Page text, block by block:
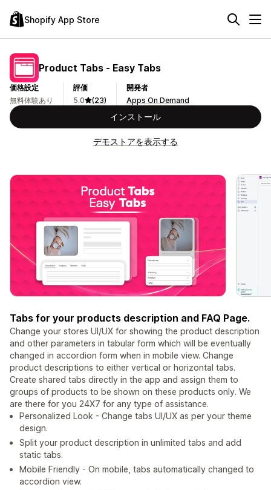
Shopify App Store
Product Tabs ‑ Easy Tabs
価格設定
無料体験あり
評価
5.0
(23)
開発者
Apps On Demand
インストール
デモストアを表示する
Tabs for your products description and FAQ Page.
Change your stores UI/UX for showing the product description
and other parameters in tabular form which will be eventually
changed in accordion form when in mobile view. Change
product descriptions to either vertical or horizontal tabs.
Create shared tabs directly in the app and assign them to
groups of products to be shown on these products only. We
are there for you 24X7 for any type of assistance.
Personalized Look - Change tabs UI/UX as per your theme
design.
Split your product description in unlimited tabs and add
static tabs.
Mobile Friendly - On mobile, tabs automatically changed to
accordion view.